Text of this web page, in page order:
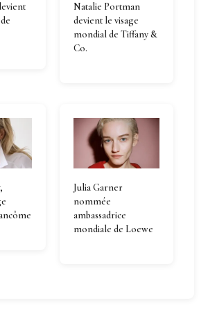
Natalie Portman
devient le visage
mondial de Tiffany &
Co.
Julia Garner
nommée
ambassadrice
mondiale de Loewe